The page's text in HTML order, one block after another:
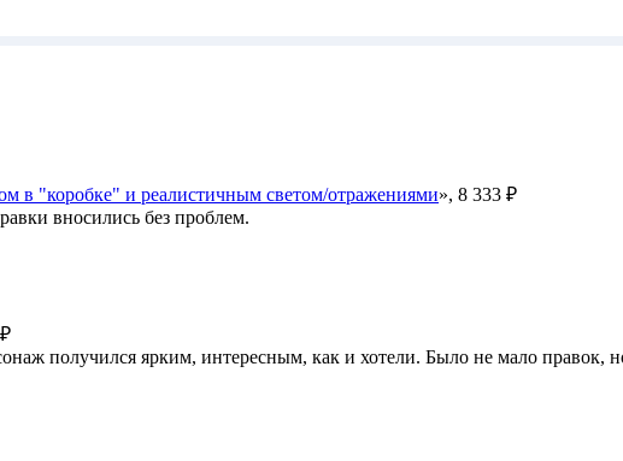
в "коробке" и реалистичным светом/отражениями», 8 333 ₽
вносились без проблем.
получился ярким, интересным, как и хотели. Было не мало правок,